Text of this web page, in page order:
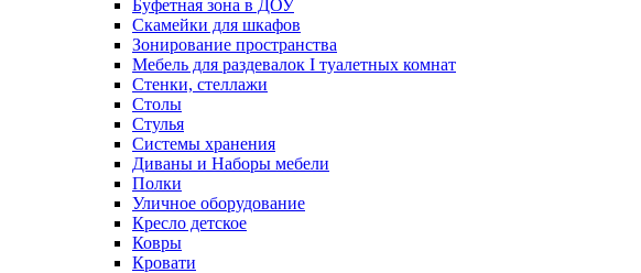
Буфетная зона в ДОУ
Скамейки для шкафов
Зонирование пространства
Мебель для раздевалок I туалетных комнат
Стенки, стеллажи
Столы
Стулья
Системы хранения
Диваны и Наборы мебели
Полки
Уличное оборудование
Кресло детское
Ковры
Кровати